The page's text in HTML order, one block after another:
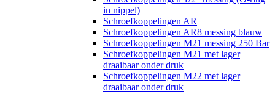
in nippel)
Schroefkoppelingen AR
Schroefkoppelingen AR8 messing blauw
Schroefkoppelingen M21 messing 250 Bar
Schroefkoppelingen M21 met lager
draaibaar onder druk
Schroefkoppelingen M22 met lager
draaibaar onder druk